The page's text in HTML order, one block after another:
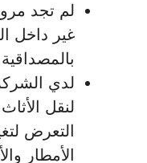
لم تجد
غير داخل
لدي
لنقل
التعرض
الأمطار